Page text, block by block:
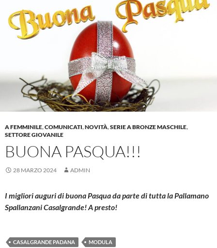
A FEMMINILE,COMUNICATI,NOVITÀ,SERIE A BRONZE MASCHILE,
SETTORE GIOVANILE
BUONA PASQUA!!!
28 MARZO 2024 ADMIN
I migliori auguri di buona Pasqua da parte di tutta la Pallamano
Spallanzani Casalgrande!A presto!
CASALGRANDE PADANA MODULA